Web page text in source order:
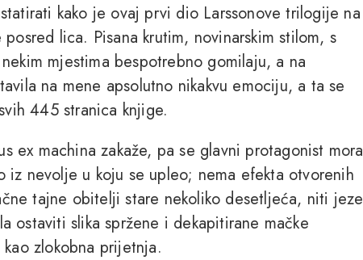
kako je ovaj prvi dio Larssonove trilogije na
lica. Pisana krutim, novinarskim stilom, s
mjestima bespotrebno gomilaju, a na
na mene apsolutno nikakvu emociju, a ta se
445 stranica knjige.
ex machina zakaže, pa se glavni protagonist mora
nevolje u koju se upleo; nema efekta otvorenih
tajne obitelji stare nekoliko desetljeća, niti jeze
ostaviti slika spržene i dekapitirane mačke
zlokobna prijetnja.